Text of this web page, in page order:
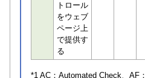
トロール
をウェブ
ページ上
で提供す
る
*1 AC： Automated Check、AF：